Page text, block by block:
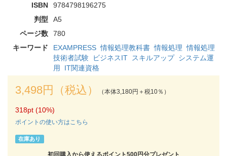
ISBN
9784798196275
判型
A5
ページ数
780
キーワード
EXAMPRESS 情報処理教科書 情報処理 情報処理
技術者試験
ビジネスIT スキルアップ システム運
用
IT関連資格
3,498円（税込） （本体3,180円＋税10％）
318pt (10%)
ポイントの使い方はこちら
在庫あり
初回購入から使えるポイント500円分プレゼント